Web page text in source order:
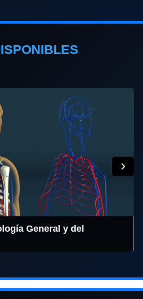
General y del